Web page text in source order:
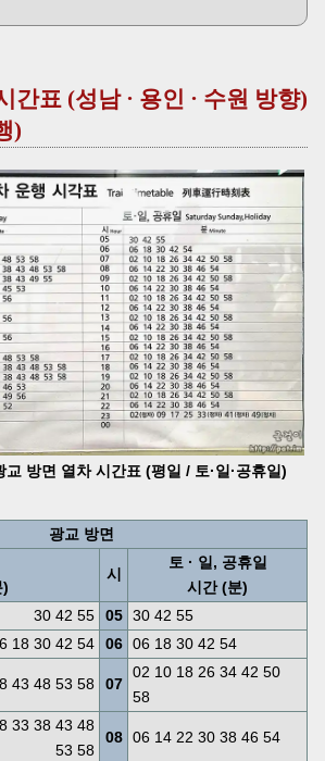
간표 (성남 · 용인 · 수원 방향)
)
방면 열차 시간표 (평일 / 토·일·공휴일)
광교 방면
)
시
토 · 일, 공휴일
시간 (분)
30 42 55
05
30 42 55
18 30 42 54
06 06 18 30 42 54
43 48 53 58 07
02 10 18 26 34 42 50
58
33 38 43 48
53 58
08 06 14 22 30 38 46 54